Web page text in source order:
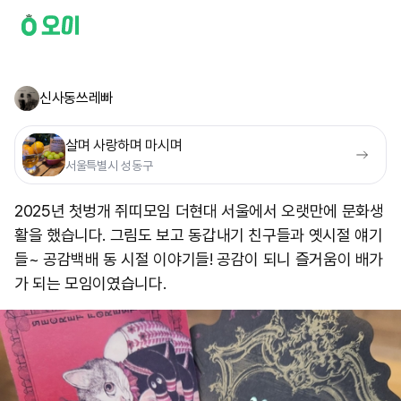
신사동쓰레빠
살며 사랑하며 마시며
서울특별시 성동구
2025년 첫벙개 쥐띠모임 더현대 서울에서 오랫만에 문화생
활을 했습니다. 그림도 보고 동갑내기 친구들과 옛시절 얘기
들~ 공감백배 동 시절 이야기들! 공감이 되니 즐거움이 배가
가 되는 모임이였습니다.